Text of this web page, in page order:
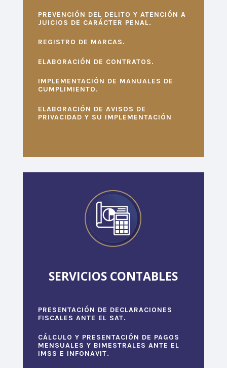
PREVENCIÓN DEL DELITO Y ATENCIÓN A
JUICIOS DE CARÁCTER PENAL.
REGISTRO DE MARCAS.
ELABORACIÓN DE CONTRATOS.
IMPLEMENTACIÓN DE MANUALES DE
CUMPLIMIENTO.
ELABORACIÓN DE AVISOS DE
PRIVACIDAD Y SU IMPLEMENTACIÓN
SERVICIOS CONTABLES
PRESENTACIÓN DE DECLARACIONES
FISCALES ANTE EL SAT.
CÁLCULO Y PRESENTACIÓN DE PAGOS
MENSUALES Y BIMESTRALES ANTE EL
IMSS E INFONAVIT.